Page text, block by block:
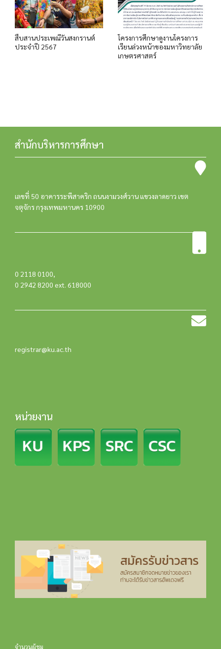
สืบสานประเพณีวันสงกรานต์
ประจำปี 2567
โครงการศึกษาดูงานโครงการ
เรียนล่วงหน้าของมหาวิทยาลัย
เกษตรศาสตร์
สำนักบริหารการศึกษา
เลขที่ 50 อาคารระพีสาคริก ถนนงามวงศ์วาน แขวงลาดยาว เขต
จตุจักร กรุงเทพมหานคร 10900
0 2118 0100,
0 2942 8200 ext. 618000
registrar@ku.ac.th
หน่วยงาน
จำนวนผู้ชม